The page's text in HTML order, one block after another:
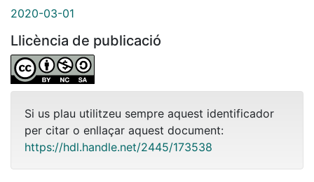
2020-03-01
Llicència de publicació
Si us plau utilitzeu sempre aquest identificador
per citar o enllaçar aquest document:
https://hdl.handle.net/2445/173538